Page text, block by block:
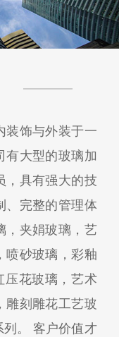
装饰与外装于一
有大型的玻璃加
，具有强大的技
、完整的管理体
，夹娟玻璃，艺
喷砂玻璃，彩釉
压花玻璃，艺术
雕刻雕花工艺玻
。 客户价值才